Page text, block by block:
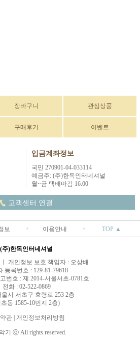
장바구니 관심상품
구매후기 이벤트
입금계좌정보
국민 270901-04-033114
예금주: (주)한독인터네셔널
월~금 택배마감 16:00
고객센터 연결
보 이용안내 TOP ▲
(주)한독인터네셔널
개인정보 보호 책임자 : 오상배
등록번호 : 129-81-79618
번호 : 제 2014-서울서초-0781호
전화 : 02-522-0869
울시 서초구 효령로 253 2층
동 1585-10번지 2층)
관 개인정보처리방침
기 ⓒ All rights reserved.